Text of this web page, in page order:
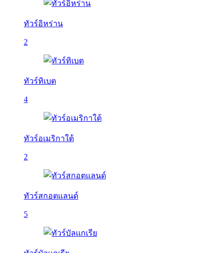
ทัวร์อิหร่าน
2
ทัวร์ทิเบต
4
ทัวร์อเมริกาใต้
2
ทัวร์สกอตแลนด์
5